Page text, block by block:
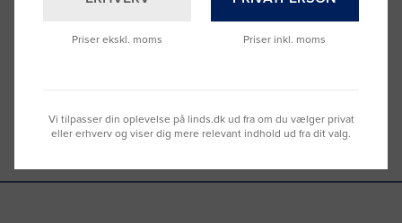
Vi sidder klar til at hjælpe dig.
Du kan også kontakte din lokale sælger
Priser ekskl. moms Priser inkl. moms
Vi tilpasser din oplevelse på linds.dk ud fra om du vælger privat
eller erhverv og viser dig mere relevant indhold ud fra dit valg.